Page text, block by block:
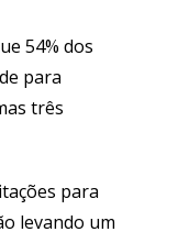
54% dos
para
três
para
levando um